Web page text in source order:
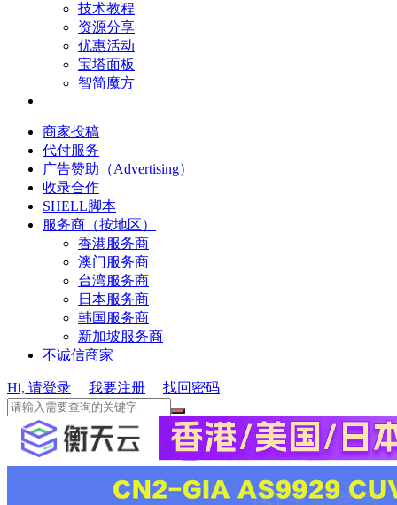
技术教程
资源分享
优惠活动
宝塔面板
智简魔方
商家投稿
代付服务
广告赞助（Advertising）
收录合作
SHELL脚本
服务商（按地区）
香港服务商
澳门服务商
台湾服务商
日本服务商
韩国服务商
新加坡服务商
不诚信商家
Hi, 请登录 我要注册 找回密码